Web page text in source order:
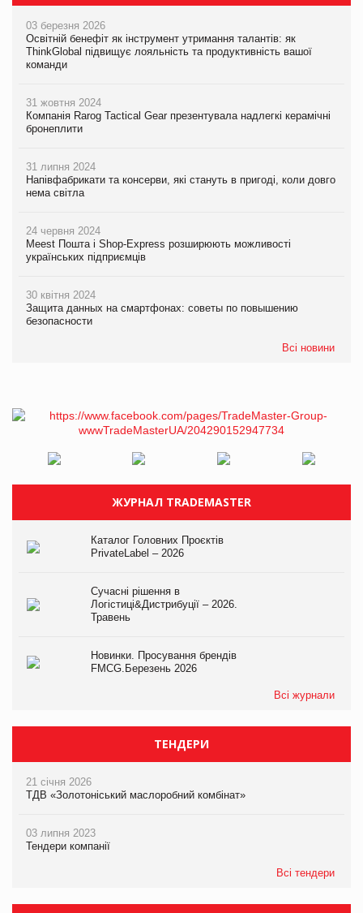
03 березня 2026
Освітній бенефіт як інструмент утримання талантів: як
ThinkGlobal підвищує лояльність та продуктивність вашої
команди
31 жовтня 2024
Компанія Rarog Tactical Gear презентувала надлегкі керамічні
бронеплити
31 липня 2024
Напівфабрикати та консерви, які стануть в пригоді, коли довго
нема світла
24 червня 2024
Meest Пошта і Shop-Express розширюють можливості
українських підприємців
30 квітня 2024
Защита данных на смартфонах: советы по повышению
безопасности
Всі новини
ЖУРНАЛ TRADEMASTER
Каталог Головних Проєктів
PrivateLabel – 2026
Сучасні рішення в
Логістиці&Дистрибуції – 2026.
Травень
Новинки. Просування брендів
FMCG.Березень 2026
Всі журнали
ТЕНДЕРИ
21 січня 2026
ТДВ «Золотоніський маслоробний комбінат»
03 липня 2023
Тендери компанії
Всі тендери